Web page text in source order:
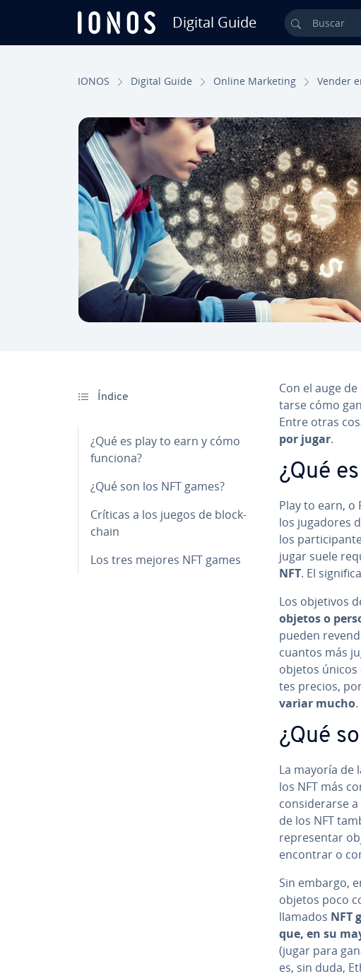
Digital Guide Buscar
IONOS Digital Guide Online Marketing Vender
Índice
¿Qué es play to earn y cómo
funciona?
¿Qué son los NFT games?
Críticas a los juegos de blo­c­k­
chain
Los tres mejores NFT games
Con el auge
tar­se cómo
Entre otras
por jugar.
¿Qué
Play to earn, o
los jugadores
los
jugar suele
NFT. El
Los objetivos
objetos o
pueden
cuantos más
objetos
tes precios,
variar mucho.
¿Qué
La mayoría de
los NFT más
co­n­si­de­rar­se
de los NFT
re­pre­se­n­tar
encontrar o
Sin embargo,
objetos poco
llamados NFT
que, en su
(jugar para
es, sin duda,